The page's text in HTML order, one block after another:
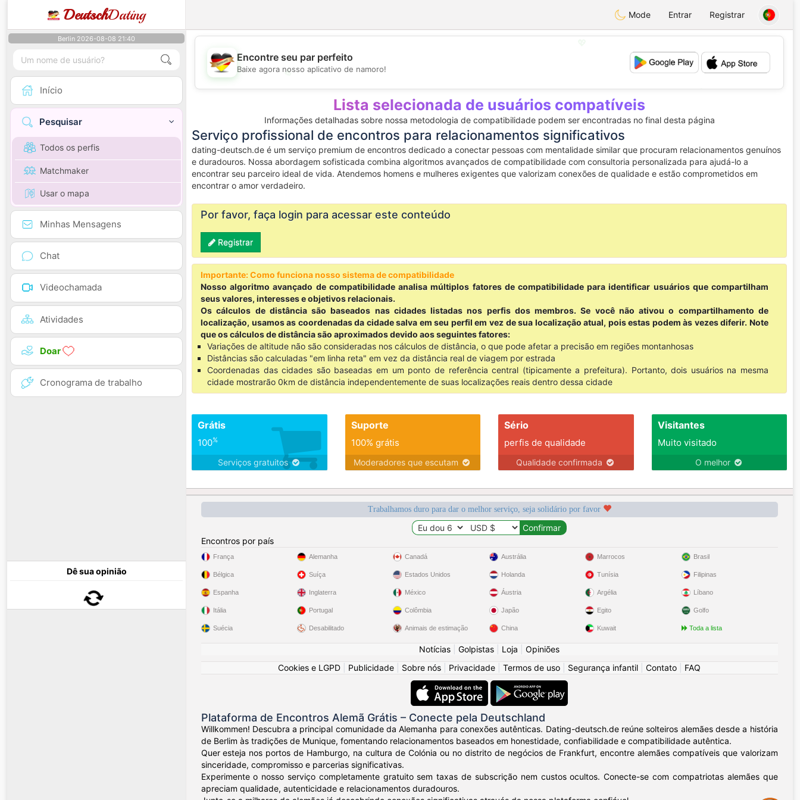
DeutschDating Mode Entrar Registrar
Berlin 2026-08-08 21:40
Início
Pesquisar
Todos os perfis
Matchmaker
Usar o mapa
Minhas Mensagens
Chat
Videochamada
Atividades
Doar
Cronograma de trabalho
Dê sua opinião
💖
💕
💕
Encontre seu par perfeito
Baixe agora nosso aplicativo de namoro!
Lista selecionada de usuários compatíveis
Informações detalhadas sobre nossa metodologia de compatibilidade podem ser encontradas no final desta página
Serviço profissional de encontros para relacionamentos significativos
dating-deutsch.de é um serviço premium de encontros dedicado a conectar pessoas com mentalidade similar que procuram relacionamentos genuínos
e duradouros. Nossa abordagem sofisticada combina algoritmos avançados de compatibilidade com consultoria personalizada para ajudá-lo a
encontrar seu parceiro ideal de vida. Atendemos homens e mulheres exigentes que valorizam conexões de qualidade e estão comprometidos em
encontrar o amor verdadeiro.
Por favor, faça login para acessar este conteúdo
Registrar
Importante: Como funciona nosso sistema de compatibilidade
Nosso algoritmo avançado de compatibilidade analisa múltiplos fatores de compatibilidade para identificar usuários que compartilham
seus valores, interesses e objetivos relacionais.
Os cálculos de distância são baseados nas cidades listadas nos perfis dos membros. Se você não ativou o compartilhamento de
localização, usamos as coordenadas da cidade salva em seu perfil em vez de sua localização atual, pois estas podem às vezes diferir. Note
que os cálculos de distância são aproximados devido aos seguintes fatores:
Variações de altitude não são consideradas nos cálculos de distância, o que pode afetar a precisão em regiões montanhosas
Distâncias são calculadas "em linha reta" em vez da distância real de viagem por estrada
Coordenadas das cidades são baseadas em um ponto de referência central (tipicamente a prefeitura). Portanto, dois usuários na mesma
cidade mostrarão 0km de distância independentemente de suas localizações reais dentro dessa cidade
Grátis
100%
Serviços gratuitos
Suporte
100% grátis
Moderadores que escutam
Sério
perfis de qualidade
Qualidade confirmada
Visitantes
Muito visitado
O melhor
Trabalhamos duro para dar o melhor serviço, seja solidário por favor
Encontros por país
França
Bélgica
Espanha
Itália
Suécia
Alemanha
Suíça
Inglaterra
Portugal
Desabilitado
Canadá
Estados Unidos
México
Colômbia
Animais de estimação
Austrália
Holanda
Áustria
Japão
China
Marrocos
Tunísia
Argélia
Egito
Kuwait
Brasil
Filipinas
Líbano
Golfo
Toda a lista
Notícias Golpistas Loja
Opiniões
Cookies e LGPD
Publicidade Sobre nós Privacidade Termos de uso Segurança infantil Contato FAQ
Plataforma de Encontros Alemã Grátis – Conecte pela Deutschland
Willkommen! Descubra a principal comunidade da Alemanha para conexões autênticas. Dating-deutsch.de reúne solteiros alemães desde a história
de Berlim às tradições de Munique, fomentando relacionamentos baseados em honestidade, confiabilidade e compatibilidade autêntica.
Quer esteja nos portos de Hamburgo, na cultura de Colónia ou no distrito de negócios de Frankfurt, encontre alemães compatíveis que valorizam
sinceridade, compromisso e parcerias significativas.
Experimente o nosso serviço completamente gratuito sem taxas de subscrição nem custos ocultos. Conecte-se com compatriotas alemães que
apreciam qualidade, autenticidade e relacionamentos duradouros.